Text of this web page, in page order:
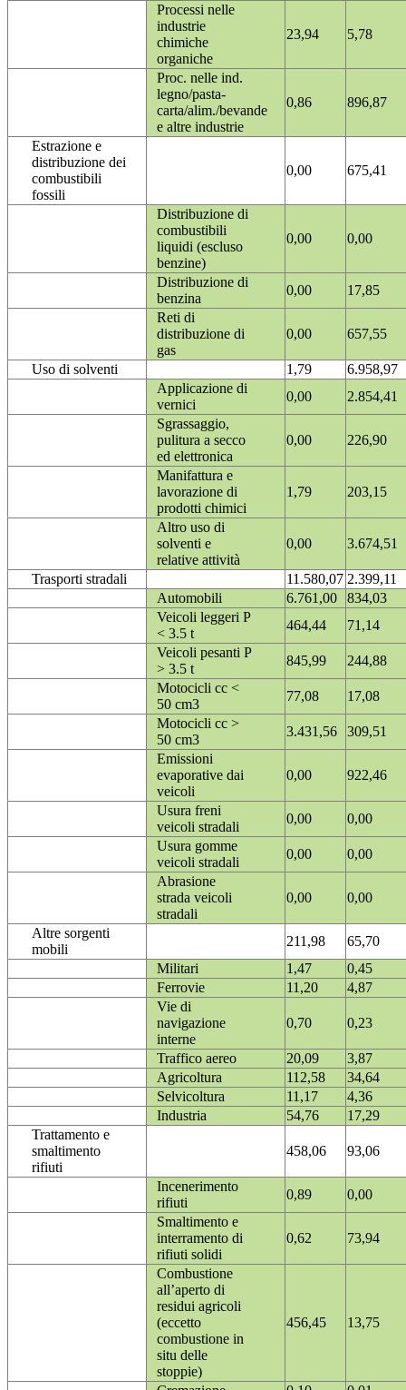
Processi nelle
industrie
chimiche
organiche
23,94 5,78
Proc. nelle ind.
legno/pasta-
carta/alim./bevande
e altre industrie
0,86 896,87
Estrazione e
distribuzione dei
combustibili
fossili
0,00 675,41
Distribuzione di
combustibili
liquidi (escluso
benzine)
0,00 0,00
Distribuzione di
benzina
0,00
17,85
Reti di
distribuzione di
gas
0,00 657,55
Uso di solventi 1,79
6.958,97
Applicazione di
vernici
0,00
2.854,41
Sgrassaggio,
pulitura a secco
ed elettronica
0,00 226,90
Manifattura e
lavorazione di
prodotti chimici
1,79 203,15
Altro uso di
solventi e
relative attività
0,00 3.674,51
Trasporti stradali 11.580,07 2.399,11
Automobili
6.761,00
834,03
Veicoli leggeri P
< 3.5 t
464,44
71,14
Veicoli pesanti P
> 3.5 t
845,99
244,88
Motocicli cc <
50 cm3
77,08
17,08
Motocicli cc >
50 cm3
3.431,56
309,51
Emissioni
evaporative dai
veicoli
0,00 922,46
Usura freni
veicoli stradali
0,00
0,00
Usura gomme
veicoli stradali
0,00
0,00
Abrasione
strada veicoli
stradali
0,00 0,00
Altre sorgenti
mobili
211,98
65,70
Militari
1,47
0,45
Ferrovie
11,20
4,87
Vie di
navigazione
interne
0,70 0,23
Traffico aereo 20,09
3,87
Agricoltura
112,58
34,64
Selvicoltura
11,17
4,36
Industria
54,76
17,29
Trattamento e
smaltimento
rifiuti
458,06 93,06
Incenerimento
rifiuti
0,89
0,00
Smaltimento e
interramento di
rifiuti solidi
0,62 73,94
Combustione
all’aperto di
residui agricoli
(eccetto
combustione in
situ delle
stoppie)
456,45 13,75